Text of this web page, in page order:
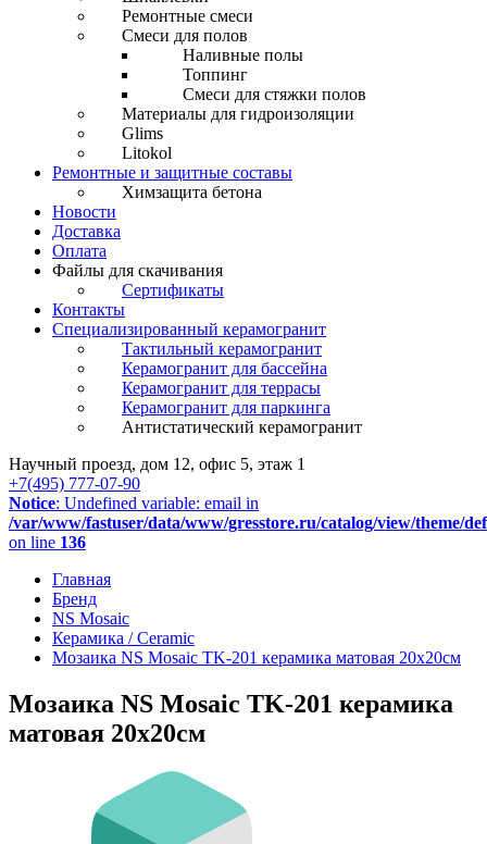
Ремонтные смеси
Смеси для полов
Наливные полы
Топпинг
Смеси для стяжки полов
Материалы для гидроизоляции
Glims
Litokol
Ремонтные и защитные составы
Химзащита бетона
Новости
Доставка
Оплата
Файлы для скачивания
Сертификаты
Контакты
Специализированный керамогранит
Тактильный керамогранит
Керамогранит для бассейна
Керамогранит для террасы
Керамогранит для паркинга
Антистатический керамогранит
Научный проезд, дом 12, офис 5, этаж 1
+7(495) 777-07-90
Notice: Undefined variable: email in
/var/www/fastuser/data/www/gresstore.ru/catalog/view/theme/
on line 136
Главная
Бренд
NS Mosaic
Керамика / Ceramic
Мозаика NS Mosaic TK-201 керамика матовая 20x20см
Мозаика NS Mosaic TK-201 керамика
матовая 20x20см